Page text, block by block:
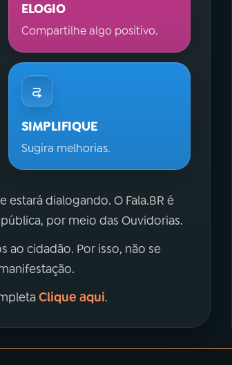
ELOGIO
Compartilhe algo positivo.
SIMPLIFIQUE
Sugira melhorias.
estará dialogando. O Fala.BR é
por meio das Ouvidorias.
ao cidadão. Por isso, não se
Clique aqui.